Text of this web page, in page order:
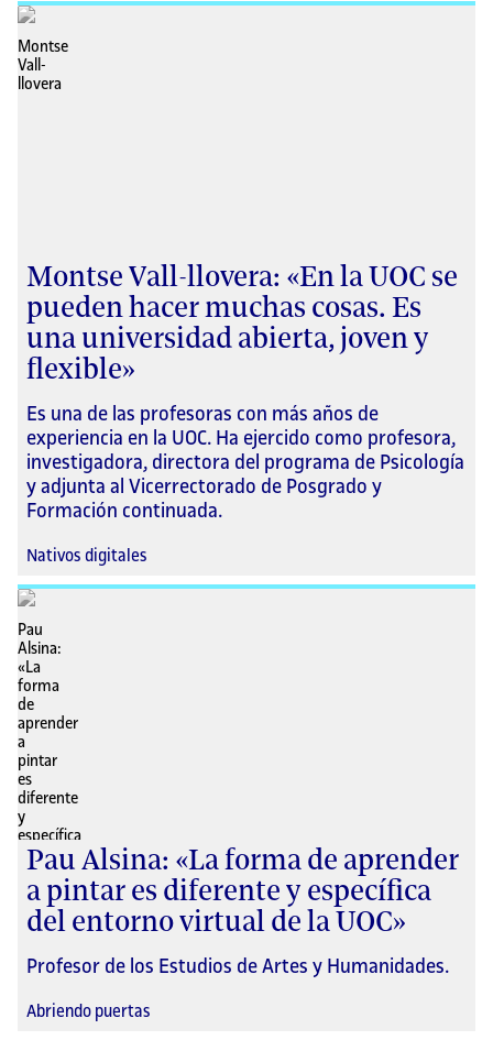
Montse Vall-llovera: «En la UOC se
pueden hacer muchas cosas. Es
una universidad abierta, joven y
flexible»
Es una de las profesoras con más años de
experiencia en la UOC. Ha ejercido como profesora,
investigadora, directora del programa de Psicología
y adjunta al Vicerrectorado de Posgrado y
Formación continuada.
Nativos digitales
Pau Alsina: «La forma de aprender
a pintar es diferente y específica
del entorno virtual de la UOC»
Profesor de los Estudios de Artes y Humanidades.
Abriendo puertas